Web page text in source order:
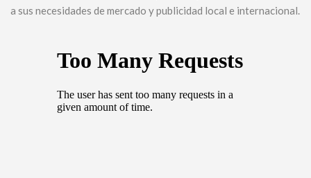
a sus necesidades de mercado y publicidad local e internacional.